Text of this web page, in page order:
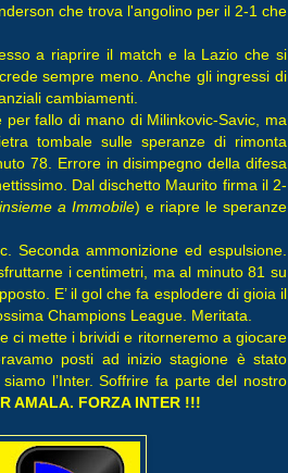
che trova l'angolino per il 2-1 che
a riaprire il match e la Lazio che si
sempre meno. Anche gli ingressi di
cambiamenti.
fallo di mano di Milinkovic-Savic, ma
tombale sulle speranze di rimonta
78. Errore in disimpegno della difesa
Dal dischetto Maurito firma il 2-
a Immobile) e riapre le speranze
Seconda ammonizione ed espulsione.
i centimetri, ma al minuto 81 su
E’ il gol che fa esplodere di gioia il
Champions League. Meritata.
ci mette i brividi e ritorneremo a giocare
posti ad inizio stagione è stato
l’Inter. Soffrire fa parte del nostro
AMALA. FORZA INTER !!!